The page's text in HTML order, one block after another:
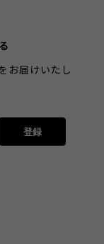
お届けいたし
登録